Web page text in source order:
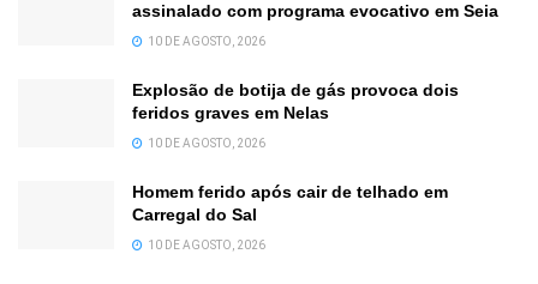
assinalado com programa evocativo em Seia
10 DE AGOSTO, 2026
Explosão de botija de gás provoca dois
feridos graves em Nelas
10 DE AGOSTO, 2026
Homem ferido após cair de telhado em
Carregal do Sal
10 DE AGOSTO, 2026